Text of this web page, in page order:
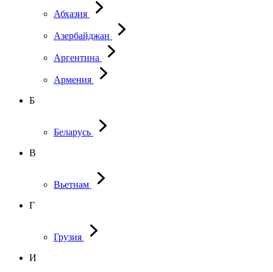
Абхазия
Азербайджан
Аргентина
Армения
Б
Беларусь
В
Вьетнам
Г
Грузия
И